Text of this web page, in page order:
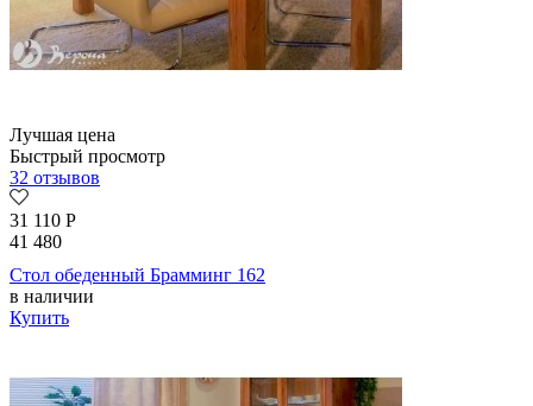
Лучшая цена
Быстрый просмотр
32 отзывов
31 110 Р
41 480
Стол обеденный Брамминг 162
в наличии
Купить